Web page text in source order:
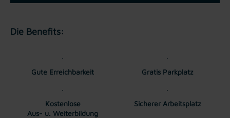
Die Benefits:
Gute Erreichbarkeit Gratis Parkplatz
Kostenlose
Aus- u. Weiterbildung
Sicherer Arbeitsplatz